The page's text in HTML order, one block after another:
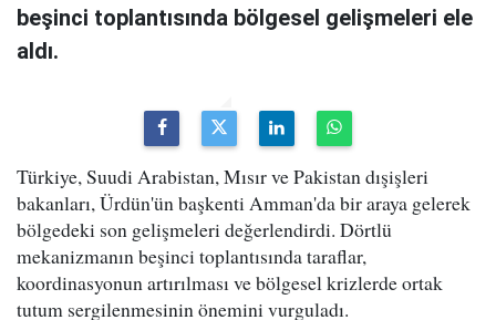
beşinci toplantısında bölgesel gelişmeleri ele
aldı.
Türkiye, Suudi Arabistan, Mısır ve Pakistan dışişleri
bakanları, Ürdün'ün başkenti Amman'da bir araya gelerek
bölgedeki son gelişmeleri değerlendirdi. Dörtlü
mekanizmanın beşinci toplantısında taraflar,
koordinasyonun artırılması ve bölgesel krizlerde ortak
tutum sergilenmesinin önemini vurguladı.